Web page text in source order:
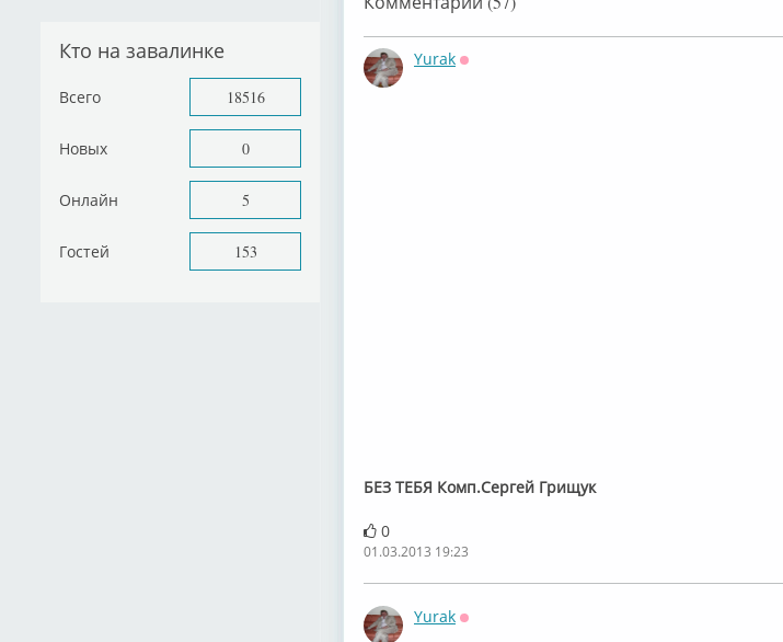
Кто на завалинке
Всего 18516
Новых 0
Онлайн 5
Гостей 153
Yurak
БЕЗ ТЕБЯ Комп.Сергей Грищук
0
01.03.2013 19:23
Yurak